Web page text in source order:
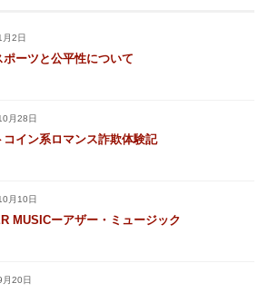
2日
ポーツと公平性について
月28日
コイン系ロマンス詐欺体験記
月10日
MUSICーアザー・ミュージック
20日